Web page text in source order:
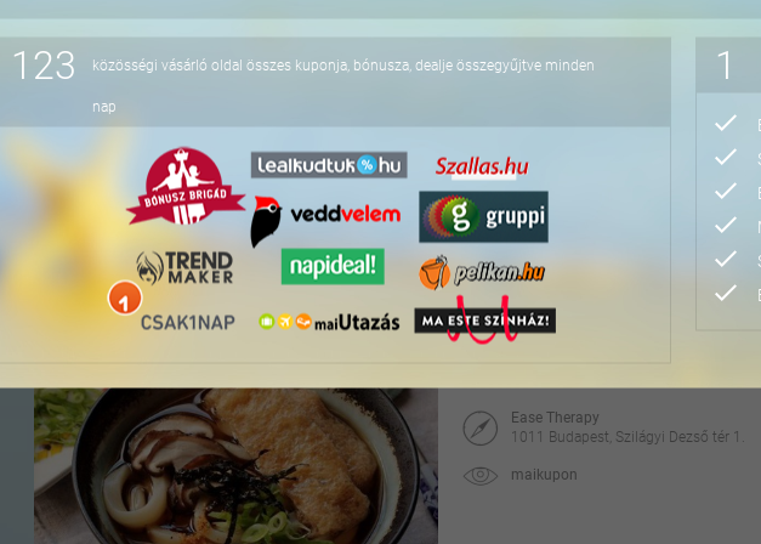
123 közösségi vásárló oldal összes kuponja, bónusza, dealje összegyűjtve minden
nap
1
-20% 3 fogásos fine dining
Élő zenével, különleges választható
Red Carpet Lounge & Piano Bar
1066 Budapest, Zichy Jenő u. 6.
Citydeals
32.800 Ft
Japán főzőkurzus
Ease Therapy
1011 Budapest, Szilágyi Dezső tér 1.
maikupon